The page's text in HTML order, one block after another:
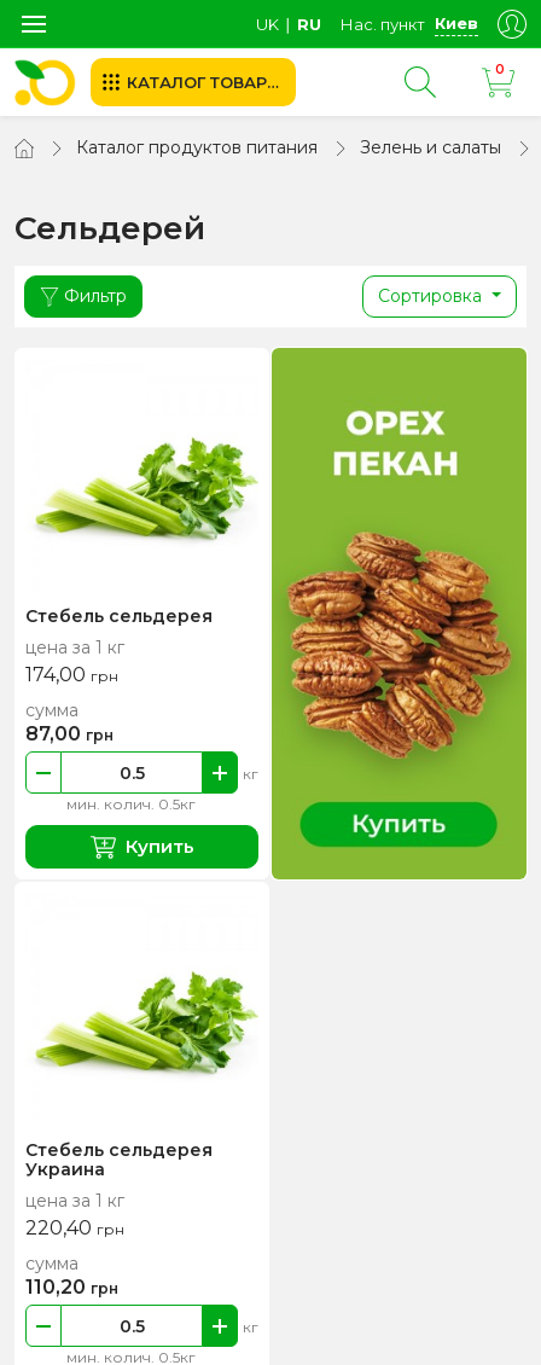
UK ∣ RU Нас. пункт Киев
КАТАЛОГ ТОВАРОВ
0
Каталог продуктов питания Зелень и салаты
Сельдерей
Фильтр Сортировка
Стебель сельдерея
цена за 1 кг
174,00 грн
мин. колич. 0.5кг
кг
сумма
87,00 грн
Купить
Стебель сельдерея
Украина
цена за 1 кг
220,40 грн
мин. колич. 0.5кг
кг
сумма
110,20 грн